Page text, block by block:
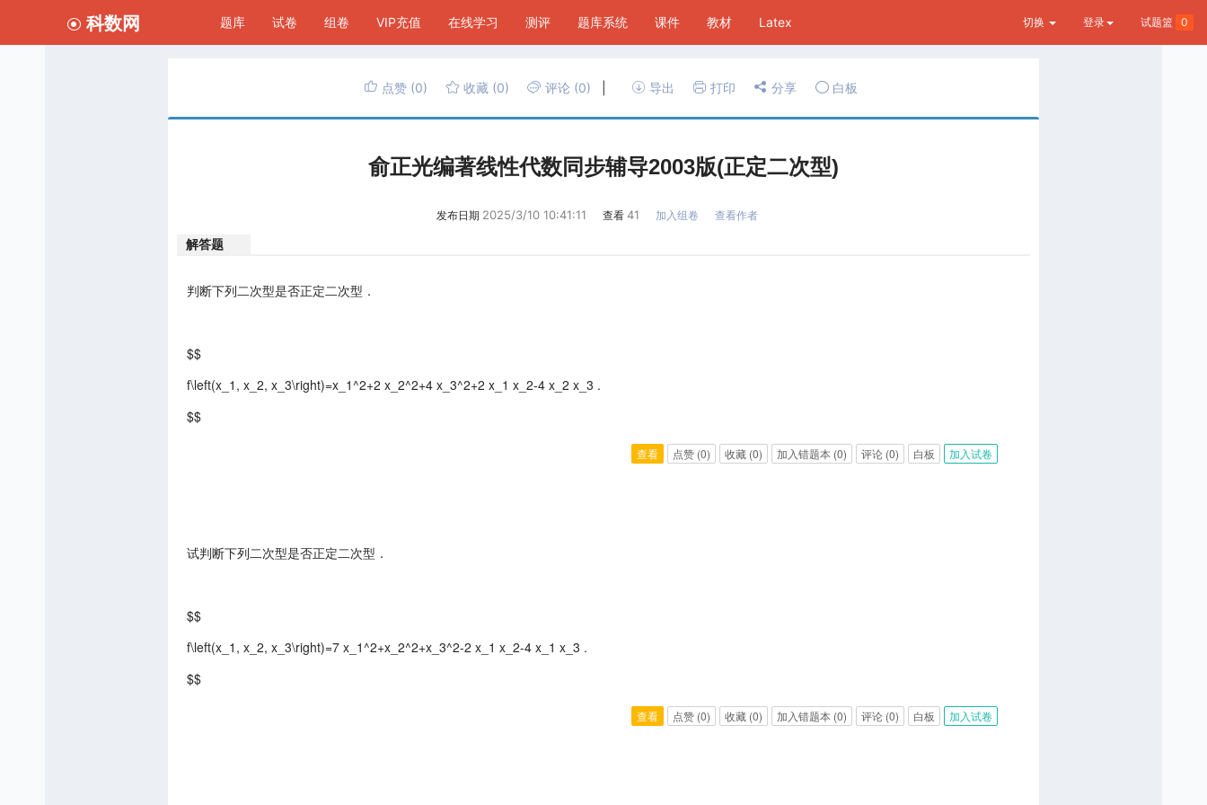
科数网 题库 试卷 组卷 VIP充值 在线学习 测评 题库系统 课件 教材 Latex 切换 登录 试题篮 0
点赞 (0) 收藏 (0) 评论 (0) 导出 打印 分享 白板
俞正光编著线性代数同步辅导2003版(正定二次型)
发布日期 2025/3/10 10:41:11 查看 41 加入组卷 查看作者
解答题
判断下列二次型是否正定二次型．
$$
f\left(x_1, x_2, x_3\right)=x_1^2+2 x_2^2+4 x_3^2+2 x_1 x_2-4 x_2 x_3 .
$$
查看 点赞 (0) 收藏 (0) 加入错题本 (0) 评论 (0) 白板 加入试卷
试判断下列二次型是否正定二次型．
$$
f\left(x_1, x_2, x_3\right)=7 x_1^2+x_2^2+x_3^2-2 x_1 x_2-4 x_1 x_3 .
$$
查看 点赞 (0) 收藏 (0) 加入错题本 (0) 评论 (0) 白板 加入试卷